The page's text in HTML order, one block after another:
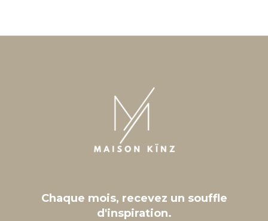
Chaque mois, recevez un souffle
d'inspiration.